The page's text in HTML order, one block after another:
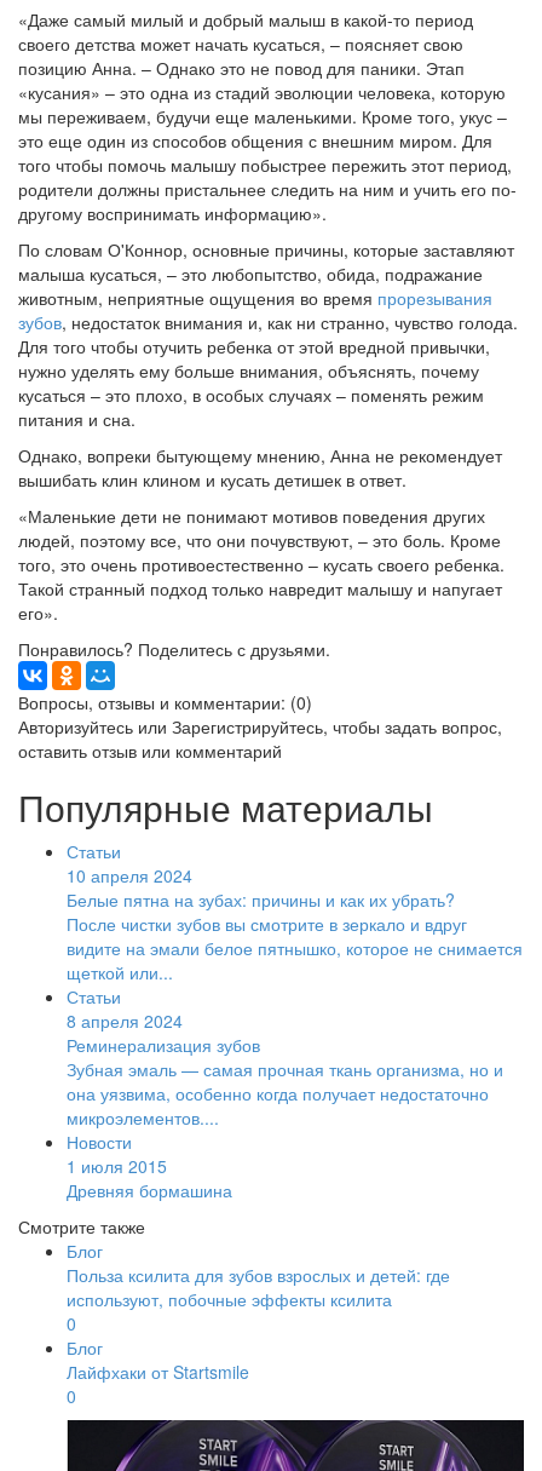
«Даже самый милый и добрый малыш в какой-то период
своего детства может начать кусаться, – поясняет свою
позицию Анна. – Однако это не повод для паники. Этап
«кусания» – это одна из стадий эволюции человека, которую
мы переживаем, будучи еще маленькими. Кроме того, укус –
это еще один из способов общения с внешним миром. Для
того чтобы помочь малышу побыстрее пережить этот период,
родители должны пристальнее следить на ним и учить его по-
другому воспринимать информацию».
По словам О'Коннор, основные причины, которые заставляют
малыша кусаться, – это любопытство, обида, подражание
животным, неприятные ощущения во время прорезывания
зубов, недостаток внимания и, как ни странно, чувство голода.
Для того чтобы отучить ребенка от этой вредной привычки,
нужно уделять ему больше внимания, объяснять, почему
кусаться – это плохо, в особых случаях – поменять режим
питания и сна.
Однако, вопреки бытующему мнению, Анна не рекомендует
вышибать клин клином и кусать детишек в ответ.
«Маленькие дети не понимают мотивов поведения других
людей, поэтому все, что они почувствуют, – это боль. Кроме
того, это очень противоестественно – кусать своего ребенка.
Такой странный подход только навредит малышу и напугает
его».
Понравилось? Поделитесь с друзьями.
Вопросы, отзывы и комментарии: (0)
Авторизуйтесь или Зарегистрируйтесь, чтобы задать вопрос,
оставить отзыв или комментарий
Популярные материалы
Статьи
10 апреля 2024
Белые пятна на зубах: причины и как их убрать?
После чистки зубов вы смотрите в зеркало и вдруг
видите на эмали белое пятнышко, которое не снимается
щеткой или...
Статьи
8 апреля 2024
Реминерализация зубов
Зубная эмаль — самая прочная ткань организма, но и
она уязвима, особенно когда получает недостаточно
микроэлементов....
Новости
1 июля 2015
Древняя бормашина
Смотрите также
Блог
Польза ксилита для зубов взрослых и детей: где
используют, побочные эффекты ксилита
0
Блог
Лайфхаки от Startsmile
0